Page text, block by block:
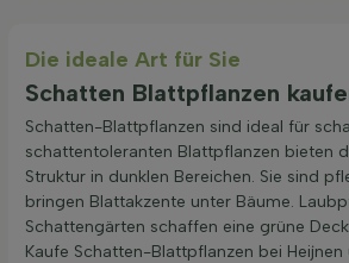
Die ideale Art für Sie
Schatten Blattpflanzen
Schatten-Blattpflanzen sind ideal für
schattentoleranten Blattpflanzen bieten
Struktur in dunklen Bereichen. Sie sind
bringen Blattakzente unter Bäume.
Schattengärten schaffen eine grüne
Kaufe Schatten-Blattpflanzen bei